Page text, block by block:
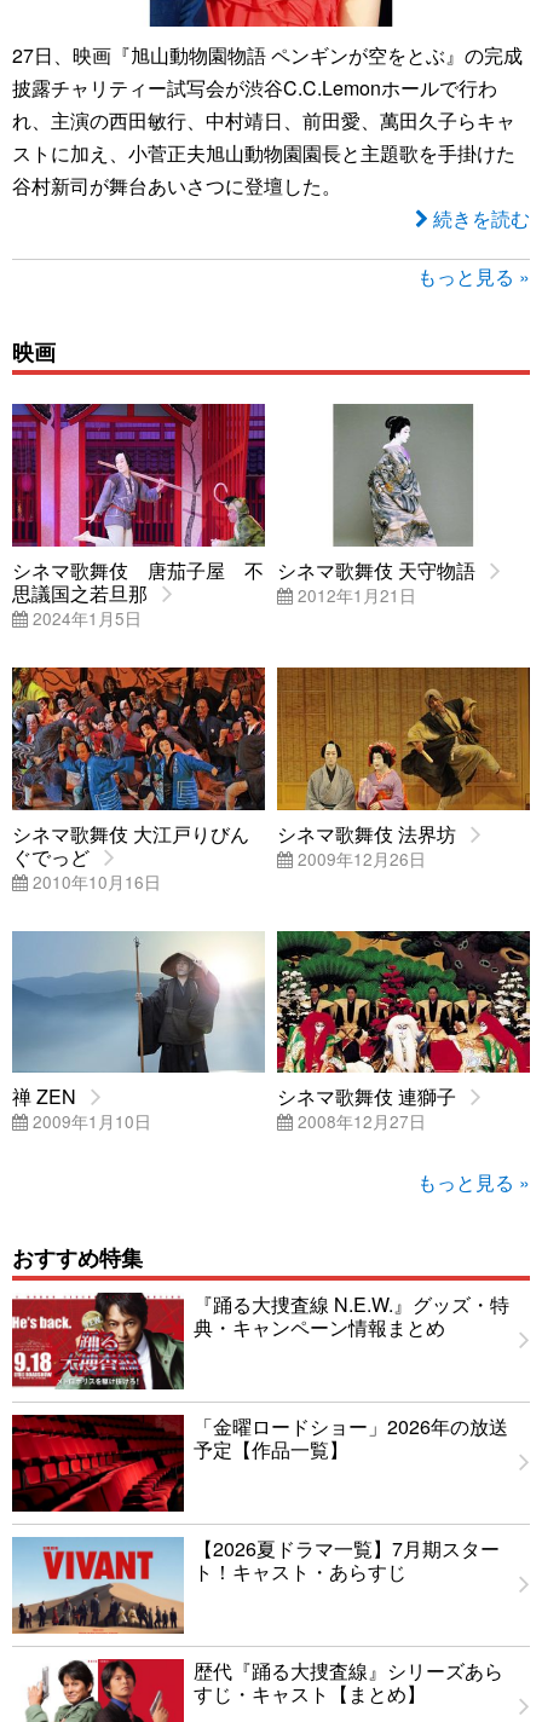
27日、映画『旭山動物園物語 ペンギンが空をとぶ』の完成
披露チャリティー試写会が渋谷C.C.Lemonホールで行わ
れ、主演の西田敏行、中村靖日、前田愛、萬田久子らキャ
ストに加え、小菅正夫旭山動物園園長と主題歌を手掛けた
谷村新司が舞台あいさつに登壇した。
続きを読む
もっと見る »
映画
シネマ歌舞伎 唐茄子屋 不
思議国之若旦那
2024年1月5日
シネマ歌舞伎 天守物語
2012年1月21日
シネマ歌舞伎 大江戸りびん
ぐでっど
2010年10月16日
シネマ歌舞伎 法界坊
2009年12月26日
禅 ZEN
2009年1月10日
シネマ歌舞伎 連獅子
2008年12月27日
もっと見る »
おすすめ特集
『踊る大捜査線 N.E.W.』グッズ・特
典・キャンペーン情報まとめ
「金曜ロードショー」2026年の放送
予定【作品一覧】
【2026夏ドラマ一覧】7月期スター
ト！キャスト・あらすじ
歴代『踊る大捜査線』シリーズあら
すじ・キャスト【まとめ】